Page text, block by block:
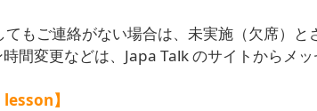
もご連絡がない場合は、未実施（欠席）
間変更などは、Japa Talk のサイトからメッ
】